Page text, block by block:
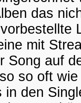
das
mit
Song auf
so oft
in den